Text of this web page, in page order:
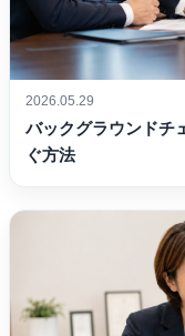
2026.05.29
バックグラウンドチ
ぐ方法